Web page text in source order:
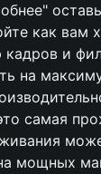
как вам
и
на
самая
мощных